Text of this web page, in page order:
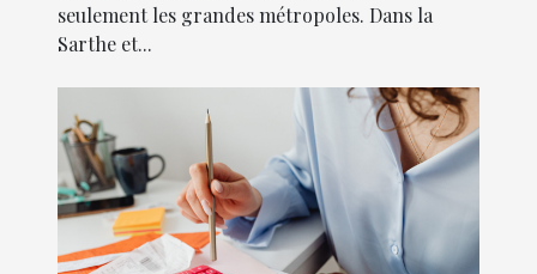
Mans ?
seulement les grandes métropoles. Dans la
Sarthe et...